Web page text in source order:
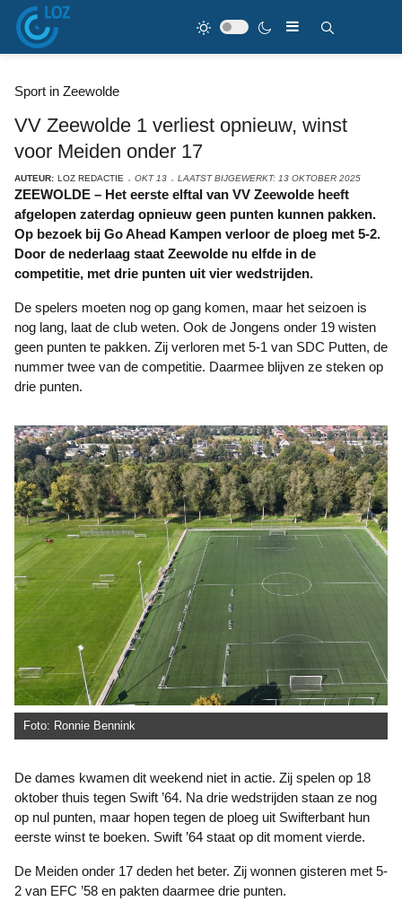
Sport in Zeewolde
VV Zeewolde 1 verliest opnieuw, winst
voor Meiden onder 17
AUTEUR: LOZ REDACTIE OKT 13 LAATST BIJGEWERKT: 13 OKTOBER 2025
ZEEWOLDE – Het eerste elftal van VV Zeewolde heeft
afgelopen zaterdag opnieuw geen punten kunnen pakken.
Op bezoek bij Go Ahead Kampen verloor de ploeg met 5-2.
Door de nederlaag staat Zeewolde nu elfde in de
competitie, met drie punten uit vier wedstrijden.
De spelers moeten nog op gang komen, maar het seizoen is
nog lang, laat de club weten. Ook de Jongens onder 19 wisten
geen punten te pakken. Zij verloren met 5-1 van SDC Putten, de
nummer twee van de competitie. Daarmee blijven ze steken op
drie punten.
Foto: Ronnie Bennink
De dames kwamen dit weekend niet in actie. Zij spelen op 18
oktober thuis tegen Swift ’64. Na drie wedstrijden staan ze nog
op nul punten, maar hopen tegen de ploeg uit Swifterbant hun
eerste winst te boeken. Swift ’64 staat op dit moment vierde.
De Meiden onder 17 deden het beter. Zij wonnen gisteren met 5-
2 van EFC ’58 en pakten daarmee drie punten.